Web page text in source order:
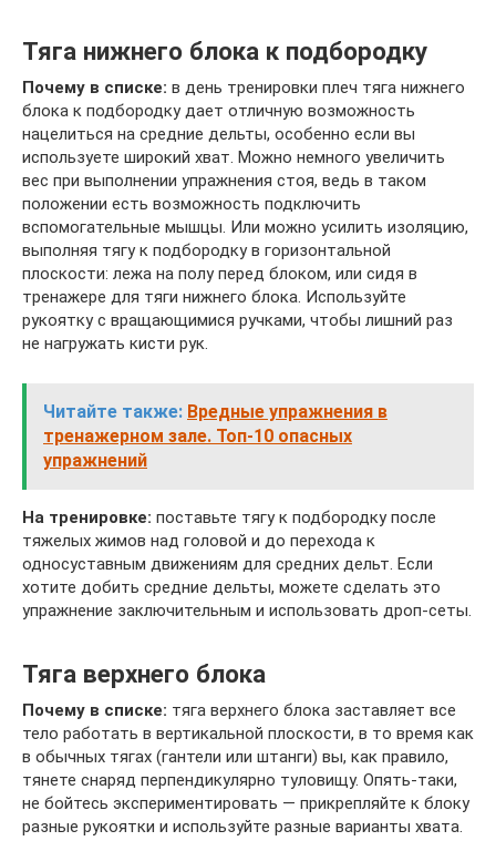
Тяга нижнего блока к подбородку
Почему в списке: в день тренировки плеч тяга нижнего
блока к подбородку дает отличную возможность
нацелиться на средние дельты, особенно если вы
используете широкий хват. Можно немного увеличить
вес при выполнении упражнения стоя, ведь в таком
положении есть возможность подключить
вспомогательные мышцы. Или можно усилить изоляцию,
выполняя тягу к подбородку в горизонтальной
плоскости: лежа на полу перед блоком, или сидя в
тренажере для тяги нижнего блока. Используйте
рукоятку с вращающимися ручками, чтобы лишний раз
не нагружать кисти рук.
Читайте также: Вредные упражнения в
тренажерном зале. Топ-10 опасных
упражнений
На тренировке: поставьте тягу к подбородку после
тяжелых жимов над головой и до перехода к
односуставным движениям для средних дельт. Если
хотите добить средние дельты, можете сделать это
упражнение заключительным и использовать дроп-сеты.
Тяга верхнего блока
Почему в списке: тяга верхнего блока заставляет все
тело работать в вертикальной плоскости, в то время как
в обычных тягах (гантели или штанги) вы, как правило,
тянете снаряд перпендикулярно туловищу. Опять-таки,
не бойтесь экспериментировать — прикрепляйте к блоку
разные рукоятки и используйте разные варианты хвата.